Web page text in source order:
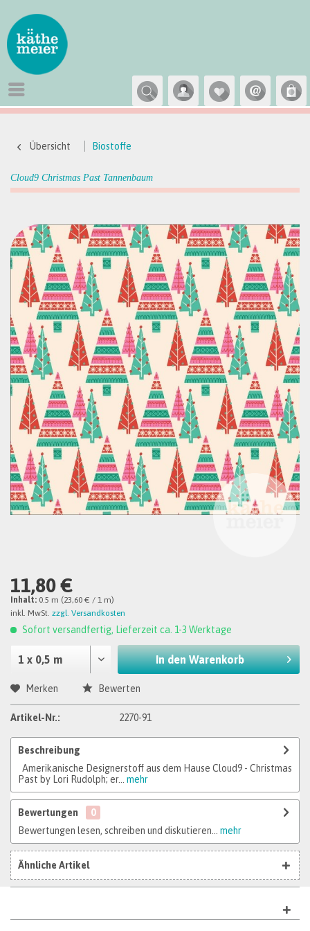
Übersicht Biostoffe
Cloud9 Christmas Past Tannenbaum
11,80 €
Inhalt: 0.5 m (23,60 € / 1 m)
inkl. MwSt. zzgl. Versandkosten
Sofort versandfertig, Lieferzeit ca. 1-3 Werktage
In den Warenkorb
Merken Bewerten
Artikel-Nr.: 2270-91
Beschreibung
Amerikanische Designerstoff aus dem Hause Cloud9 - Christmas
Past by Lori Rudolph; er...
mehr
Bewertungen
0
Bewertungen lesen, schreiben und diskutieren...
mehr
Ähnliche Artikel